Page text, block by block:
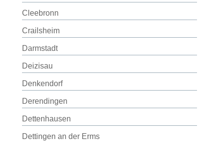
Cleebronn
Crailsheim
Darmstadt
Deizisau
Denkendorf
Derendingen
Dettenhausen
Dettingen an der Erms